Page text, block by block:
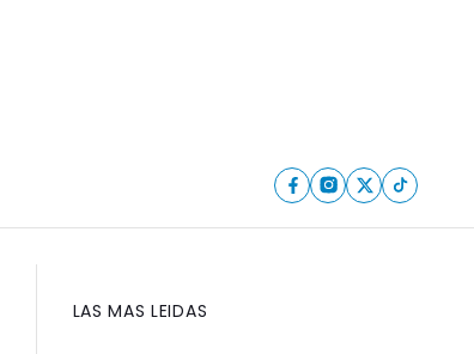
LAS MAS LEIDAS